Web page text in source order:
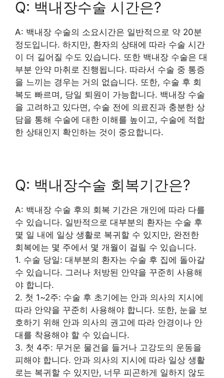
Q: 백내장수술 시간은?
A: 백내장 수술의 소요시간은 일반적으로 약 20분
정도입니다. 하지만, 환자의 상태에 따라 수술 시간
이 더 길어질 수도 있습니다. 또한 백내장 수술은 대
부분 안약 마취로 진행됩니다. 따라서 수술 중 통증
을 느끼는 경우는 거의 없습니다. 또한, 수술 후 회
복도 빠르며, 당일 퇴원이 가능합니다. 백내장 수술
을 고려하고 있다면, 수술 전에 의료진과 충분한 상
담을 통해 수술에 대한 이해를 높이고, 수술에 적합
한 상태인지 확인하는 것이 중요합니다.
Q: 백내장수술 회복기간은?
A: 백내장 수술 후의 회복 기간은 개인에 따라 다를
수 있습니다. 일반적으로 대부분의 환자는 수술 후
몇 일 내에 일상 생활로 복귀할 수 있지만, 완전한
회복에는 몇 주에서 몇 개월이 걸릴 수 있습니다.
1. 수술 당일: 대부분의 환자는 수술 후 집에 돌아갈
수 있습니다. 그러나 처방된 안약을 꾸준히 사용해
야 합니다.
2. 첫 1~2주: 수술 후 초기에는 안과 의사의 지시에
따라 안약을 꾸준히 사용해야 합니다. 또한, 눈을 보
호하기 위해 안과 의사의 권고에 따라 안경이나 안
대를 착용해야 할 수 있습니다.
3. 첫 4주: 무거운 물건을 들거나 고강도의 운동을
피해야 합니다. 안과 의사의 지시에 따라 일상 생활
로는 복귀할 수 있지만, 너무 피곤하게 일하지 않도